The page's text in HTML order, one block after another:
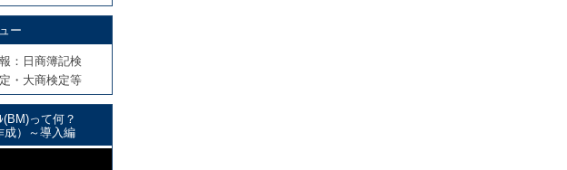
ー
：日商簿記検
・大商検定等
って何？
成）～導入編